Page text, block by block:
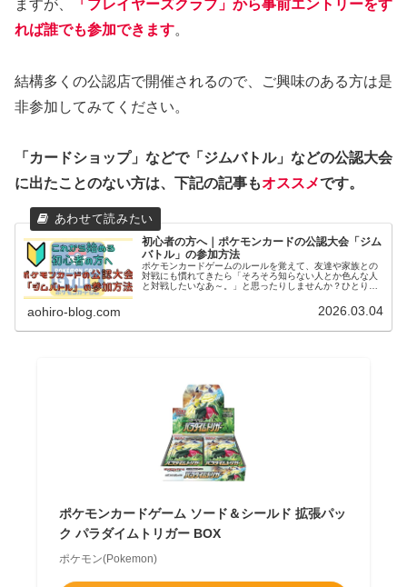
ますが、
「プレイヤーズクラブ」から事前エントリーをす
れば誰でも参加できます。
結構多くの公認店で開催されるので、ご興味のある方は是
非参加してみてください。
「カードショップ」などで「ジムバトル」などの公認大会
に出たことのない方は、下記の記事もオススメです。
初心者の方へ｜ポケモンカードの公認大会「ジム
バトル」の参加方法
ポケモンカードゲームのルールを覚えて、友達や家族との
対戦にも慣れてきたら「そろそろ知らない人とか色んな人
と対戦したいなあ～。」と思ったりしませんか？ひとりで
対戦する人が全然いないからどこかで対戦して遊べるとこ
ろないかな～」とか考えたりしている方にお勧めなのが、
aohiro-blog.com 2026.03.04
ポケモンカードゲーム ソード＆シールド 拡張パッ
ク パラダイムトリガー BOX
ポケモン(Pokemon)